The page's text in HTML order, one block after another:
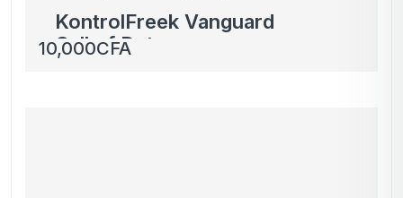
KontrolFreek Vanguard
Call of Duty
Performance
10,000CFA